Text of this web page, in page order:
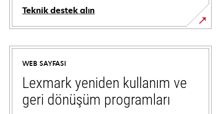
Teknik destek alın
opens
in
new
tab
WEB SAYFASI
Lexmark yeniden kullanım ve
geri dönüşüm programları